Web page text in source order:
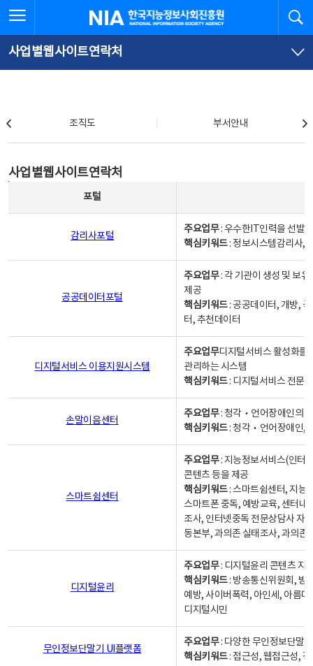
문
로
가
체
뉴
바
가
한국지능정보사회진흥원
사업별웹사이트연락처
조직도 부서안내
사업별웹사이트연락처
포털
감리사포털
주요업무: 우수한IT인력을 선발
핵심키워드: 정보시스템감리사,
공공데이터포털
주요업무: 각 기관이 생성 및 보
제공
핵심키워드: 공공데이터, 개방,
터, 추천데이터
디지털서비스 이용지원시스템
주요업무디지털서비스 활성화를
관리하는 시스템
핵심키워드: 디지털서비스 전문
손말이음센터
주요업무: 청각‧언어장애인의
핵심키워드: 청각‧언어장애인,
스마트쉼센터
주요업무: 지능정보서비스(인터
콘텐츠 등을 제공
핵심키워드: 스마트쉼센터, 지능
스마트폰 중독, 예방교육, 센터내
조사, 인터넷중독 전문상담사 자
동본부, 과의존 실태조사, 과의존
디지털윤리
주요업무: 디지털윤리 콘텐츠 지
핵심키워드: 방송통신위원회, 방
예방, 사이버폭력, 아인세, 아름
디지털시민
무인정보단말기 UI플랫폼
주요업무: 다양한 무인정보단말
핵심키워드: 접근성, 웹접근성,